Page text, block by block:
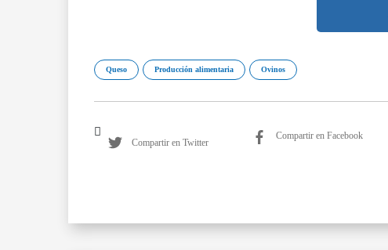
Queso Producción alimentaria Ovinos
Compartir en Twitter
Compartir en Facebook